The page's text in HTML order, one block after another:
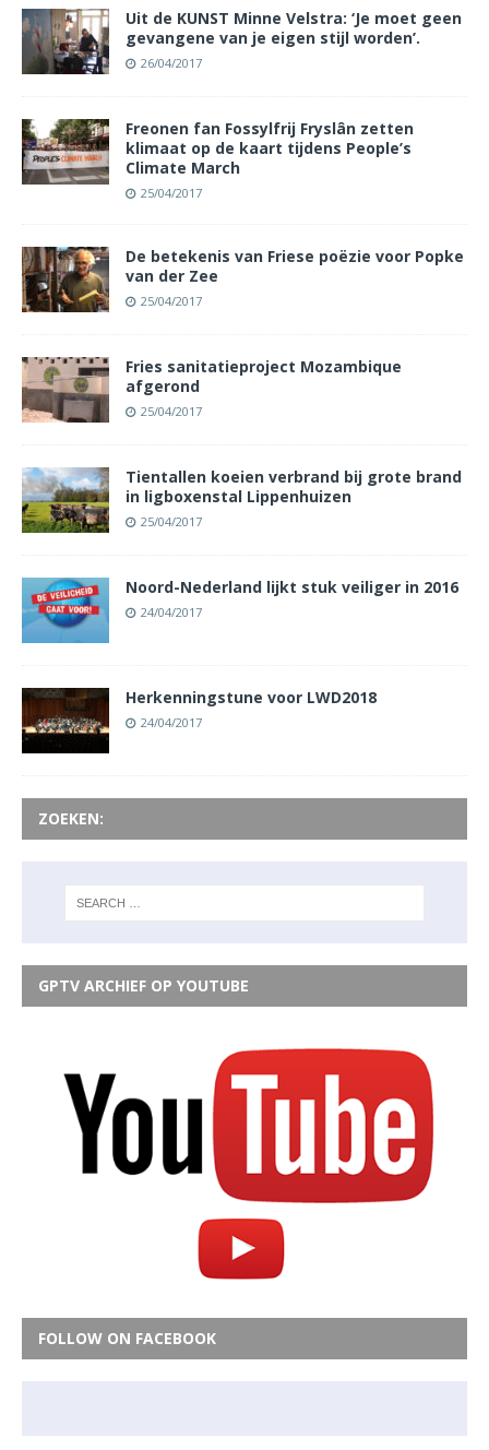
Uit de KUNST Minne Velstra: ‘Je moet geen
gevangene van je eigen stijl worden’.
26/04/2017
Freonen fan Fossylfrij Fryslân zetten
klimaat op de kaart tijdens People’s
Climate March
25/04/2017
De betekenis van Friese poëzie voor Popke
van der Zee
25/04/2017
Fries sanitatieproject Mozambique
afgerond
25/04/2017
Tientallen koeien verbrand bij grote brand
in ligboxenstal Lippenhuizen
25/04/2017
Noord-Nederland lijkt stuk veiliger in 2016
24/04/2017
Herkenningstune voor LWD2018
24/04/2017
ZOEKEN:
GPTV ARCHIEF OP YOUTUBE
FOLLOW ON FACEBOOK